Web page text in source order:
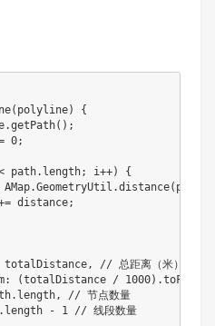
( polyline)
{
.getPath( ) ;
0;
path. length; i++)
{
AMap.GeometryUtil .distance( path
distance;
totalDistance,
// 总距离（米）
: (totalDistance / 1000) .toFixed
. length,
// 节点数量
. length - 1 // 线段数量